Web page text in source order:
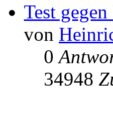
Test
von
0
34948